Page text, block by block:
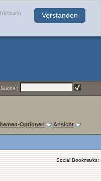
Verstanden
|
Optionen Ansicht
Social Bookmarks: